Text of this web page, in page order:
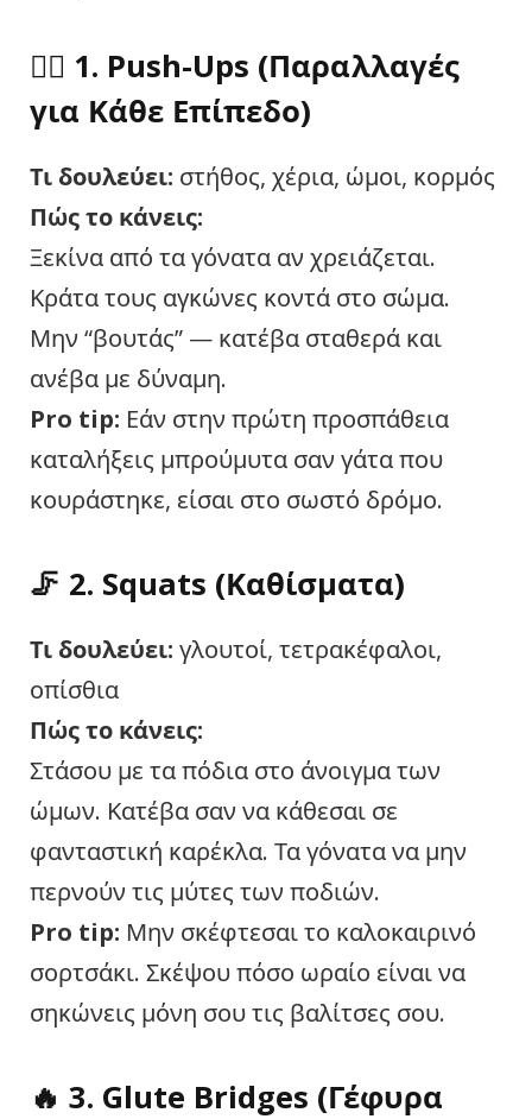
🤸‍♀️ 1. Push-Ups (Παραλλαγές
για Κάθε Επίπεδο)
Τι δουλεύει: στήθος, χέρια, ώμοι, κορμός
Πώςτο κάνεις:
Ξεκίνα από τα γόνατα αν χρειάζεται.
Κράτα τους αγκώνες κοντά στο σώμα.
Μην “βουτάς” — κατέβα σταθερά και
ανέβα με δύναμη.
Pro tip: Εάν στην πρώτη προσπάθεια
καταλήξεις μπρούμυτα σαν γάτα που
κουράστηκε, είσαι στο σωστό δρόμο.
🦵 2. Squats (Καθίσματα)
Τι δουλεύει: γλουτοί, τετρακέφαλοι,
οπίσθια
Πώςτο κάνεις:
Στάσου με τα πόδια στο άνοιγμα των
ώμων. Κατέβα σαν να κάθεσαι σε
φανταστική καρέκλα. Τα γόνατα να μην
περνούν τις μύτες των ποδιών.
Pro tip: Μην σκέφτεσαι το καλοκαιρινό
σορτσάκι. Σκέψου πόσο ωραίο είναι να
σηκώνεις μόνη σου τις βαλίτσες σου.
🔥 3. Glute Bridges (Γέφυρα